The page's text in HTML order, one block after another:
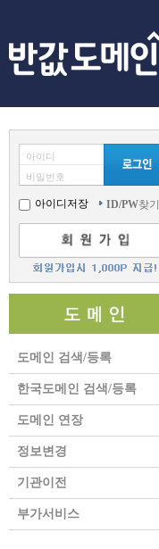
아이디
비밀번호
아이디저장 ID/PW찾기
도메인 검색/등록
한국도메인 검색/등록
도메인 연장
정보변경
기관이전
부가서비스